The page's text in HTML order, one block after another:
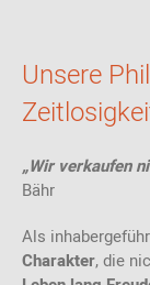
Unsere
„Wir verkaufen
Bähr
Als
Charakter, die